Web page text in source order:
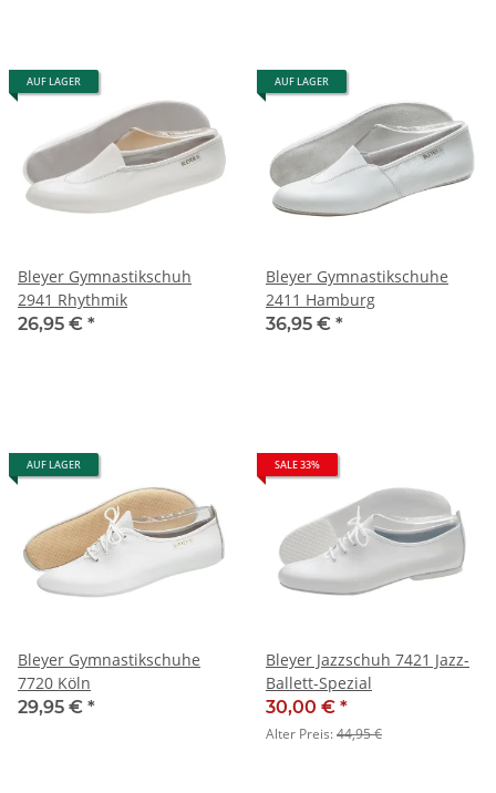
AUF LAGER
Bleyer Gymnastikschuh
2941 Rhythmik
26,95 € *
AUF LAGER
Bleyer Gymnastikschuhe
2411 Hamburg
36,95 € *
AUF LAGER
Bleyer Gymnastikschuhe
7720 Köln
29,95 € *
SALE 33%
Bleyer Jazzschuh 7421 Jazz-
Ballett-Spezial
30,00 € *
Alter Preis:44,95 €